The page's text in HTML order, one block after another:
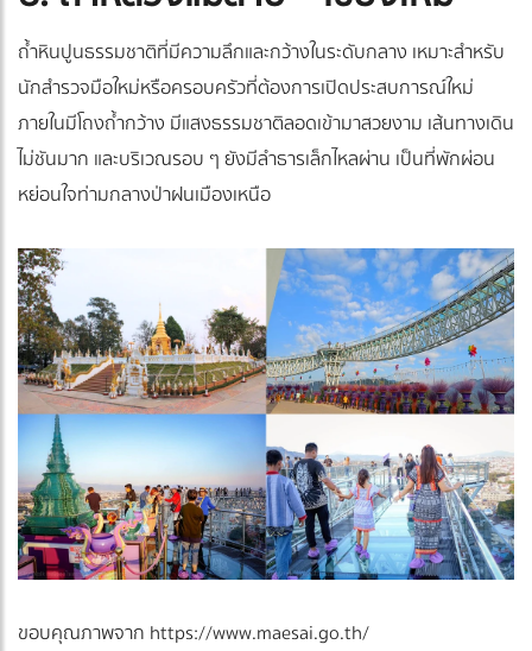
ถ้ำหินปูนธรรมชาติที่มีความลึกและกว้างในระดับกลาง เหมาะสำหรับ
นักสำรวจมือใหม่หรือครอบครัวที่ต้องการเปิดประสบการณ์ใหม่
ภายในมีโถงถ้ำกว้าง มีแสงธรรมชาติลอดเข้ามาสวยงาม เส้นทางเดิน
ไม่ชันมาก และบริเวณรอบ ๆ ยังมีลำธารเล็กไหลผ่าน เป็นที่พักผ่อน
หย่อนใจท่ามกลางป่าฝนเมืองเหนือ
ขอบคุณภาพจาก https://www.maesai.go.th/